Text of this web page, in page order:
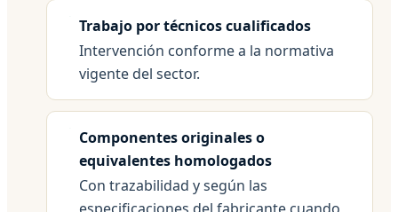
Trabajo por técnicos cualificados
Intervención conforme a la normativa
vigente del sector.
Componentes originales o
equivalentes homologados
Con trazabilidad y según las